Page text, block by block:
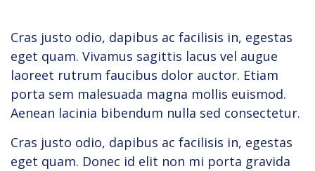
Cras justo odio, dapibus ac facilisis in, egestas
eget quam. Vivamus sagittis lacus vel augue
laoreet rutrum faucibus dolor auctor. Etiam
porta sem malesuada magna mollis euismod.
Aenean lacinia bibendum nulla sed consectetur.
Cras justo odio, dapibus ac facilisis in, egestas
eget quam. Donec id elit non mi porta gravida